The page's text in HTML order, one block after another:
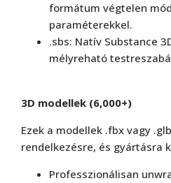
formátum végtelen
paraméterekkel.
.sbs: Natív Substance
mélyreható
3D modellek (6,000+)
Ezek a modellek .fbx vagy
rendelkezésre, és gyártásra
Professzionálisan